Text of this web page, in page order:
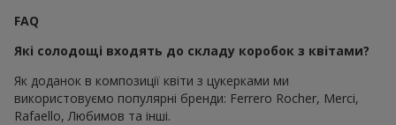
FAQ
Які солодощі входять до складу коробок з квітами?
Як доданок в композиції квіти з цукерками ми
використовуємо популярні бренди: Ferrero Rocher, Merci,
Rafaello, Любимов та інші.